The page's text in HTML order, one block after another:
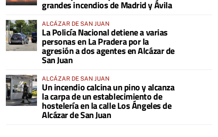
grandes incendios de Madrid y Ávila
ALCÁZAR DE SAN JUAN
La Policía Nacional detiene a varias
personas en La Pradera por la
agresión a dos agentes en Alcázar de
San Juan
ALCÁZAR DE SAN JUAN
Un incendio calcina un pino y alcanza
la carpa de un establecimiento de
hostelería en la calle Los Ángeles de
Alcázar de San Juan